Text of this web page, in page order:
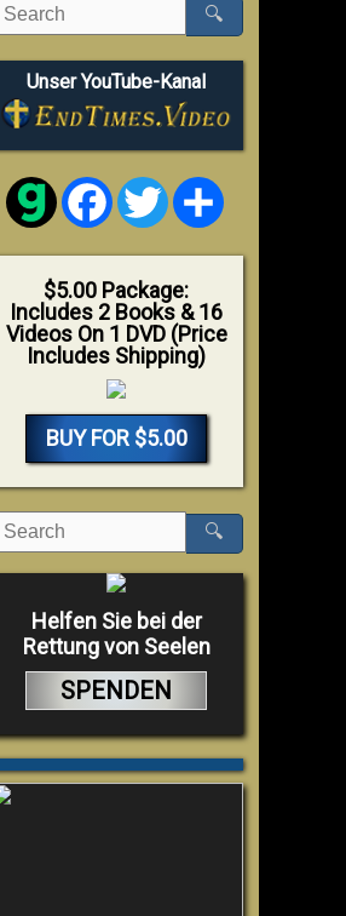
🔍
Unser YouTube-Kanal
FacebookTwitter
$5.00 Package:
Includes 2 Books & 16
Videos On 1 DVD (Price
Includes Shipping)
BUY FOR $5.00
🔍
Helfen Sie bei der
Rettung von Seelen
SPENDEN